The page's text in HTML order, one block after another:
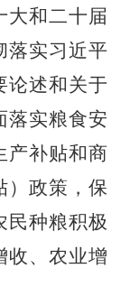
大和二十届
落实习近平
论述和关于
落实粮食安
产补贴和商
）政策，保
民种粮积极
收、农业增